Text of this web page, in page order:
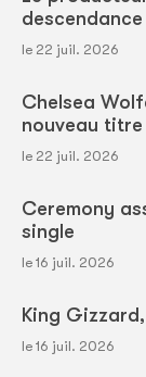
le 22 juil. 2026
Chelsea
nouveau
le 22 juil. 2026
Ceremony
single
le 16 juil. 2026
King
le 16 juil. 2026